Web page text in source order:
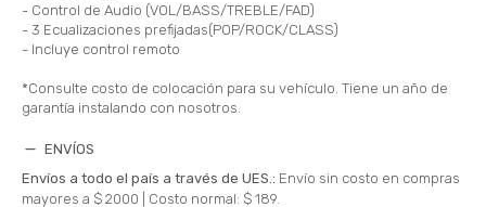
- Control de Audio (VOL/BASS/TREBLE/FAD)
- 3 Ecualizaciones prefijadas(POP/ROCK/CLASS)
- Incluye control remoto
*Consulte costo de colocación para su vehículo. Tiene un año de
garantía instalando con nosotros.
ENVÍOS
Envíos a todo el país a través de UES.: Envío sin costo en compras
mayores a $ 2000 | Costo normal: $ 189.